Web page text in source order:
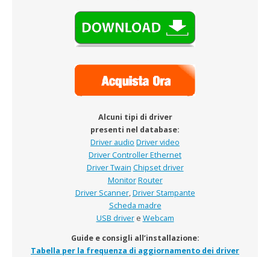
Alcuni tipi di driver
presenti nel database:
Driver audio Driver video
Driver Controller Ethernet
Driver Twain Chipset driver
Monitor Router
Driver Scanner,Driver Stampante
Scheda madre
USB drivere Webcam
Guide e consigli all’installazione:
Tabella per la frequenza di aggiornamento dei driver